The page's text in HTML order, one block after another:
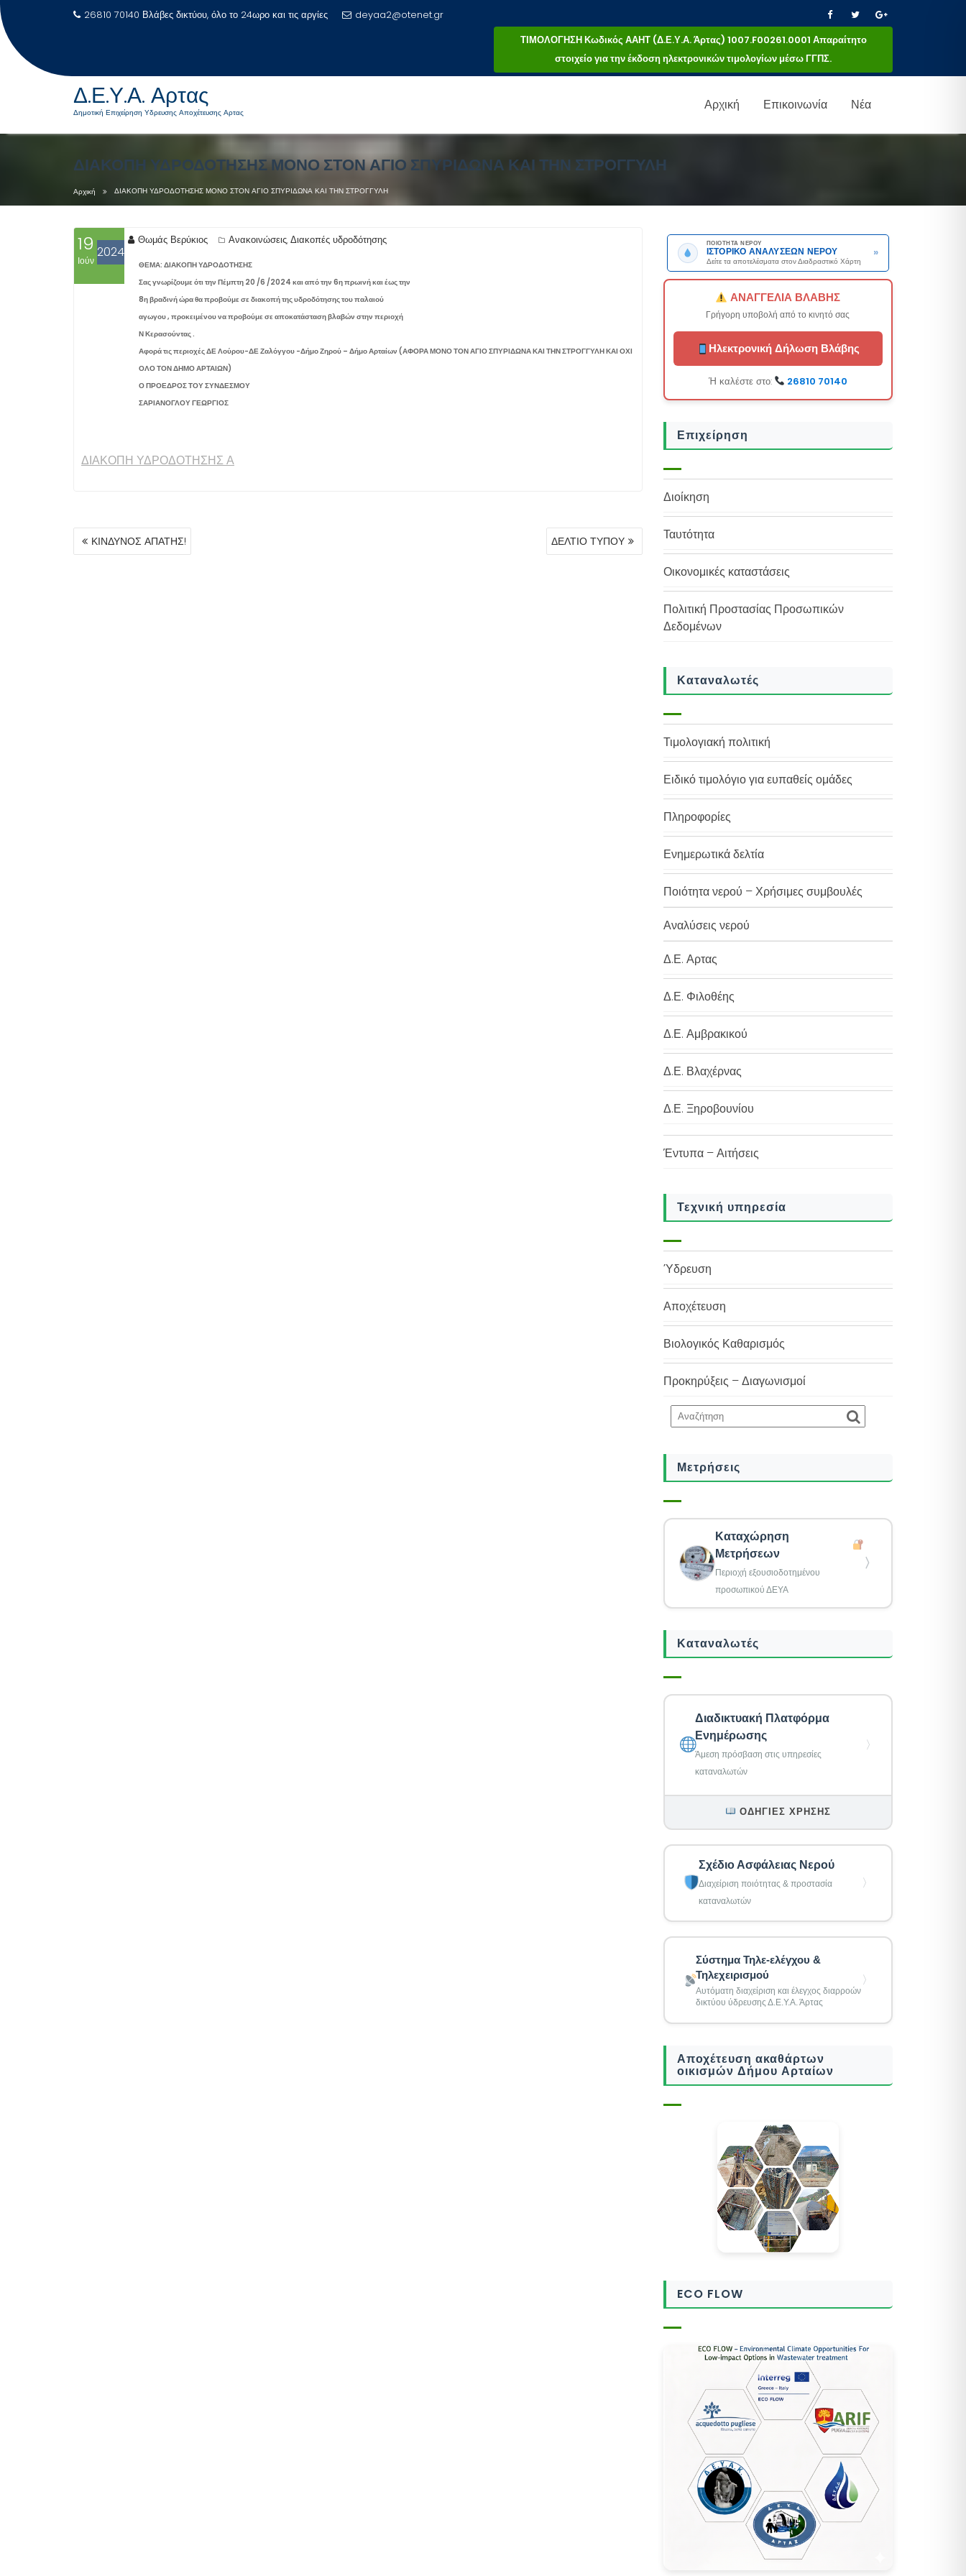
26810 70140 Βλάβες δικτύου, όλο το 24ωρο και τις αργίες
deyaa2@otenet.gr
ΤΙΜΟΛΟΓΗΣΗ Κωδικός ΑΑΗΤ (Δ.Ε.Υ.Α. Άρτας) 1007.F00261.0001 Απαραίτητο
στοιχείο για την έκδοση ηλεκτρονικών τιμολογίων μέσω ΓΓΠΣ.
Δ.Ε.Υ.Α. Αρτας
Δημοτική Επιχείρηση Υδρευσης Αποχέτευσης Αρτας Αρχική Επικοινωνία Νέα
ΔΙΑΚΟΠΗ ΥΔΡΟΔΟΤΗΣΗΣ ΜΟΝΟ ΣΤΟΝ ΑΓΙΟ ΣΠΥΡΙΔΩΝΑ ΚΑΙ ΤΗΝ ΣΤΡΟΓΓΥΛΗ
Αρχική ΔΙΑΚΟΠΗ ΥΔΡΟΔΟΤΗΣΗΣ ΜΟΝΟ ΣΤΟΝ ΑΓΙΟ ΣΠΥΡΙΔΩΝΑ ΚΑΙ ΤΗΝ ΣΤΡΟΓΓΥΛΗ
19
Ιούν
2024
Θωμάς Βερύκιος Ανακοινώσεις, Διακοπές υδροδότησης
ΘΕΜΑ: ΔΙΑΚΟΠΗ ΥΔΡΟΔΟΤΗΣΗΣ
Σας γνωρίζουμε ότι την Πέμπτη 20 /6 /2024 και από την 6η πρωινή και έως την
8η βραδινή ώρα θα προβούμε σε διακοπή της υδροδότησης του παλαιού
αγωγου , προκειμένου να προβούμε σε αποκατάσταση βλαβών στην περιοχή
Ν Κερασούντας .
Αφορά τις περιοχές ΔΕ Λούρου-ΔΕ Ζαλόγγου -Δήμο Ζηρού – Δήμο Αρταίων (ΑΦΟΡΑ ΜΟΝΟ ΤΟΝ ΑΓΙΟ ΣΠΥΡΙΔΩΝΑ ΚΑΙ ΤΗΝ ΣΤΡΟΓΓΥΛΗ ΚΑΙ ΟΧΙ
ΟΛΟ ΤΟΝ ΔΗΜΟ ΑΡΤΑΙΩΝ)
Ο ΠΡΟΕΔΡΟΣ ΤΟΥ ΣΥΝΔΕΣΜΟΥ
ΣΑΡΙΑΝΟΓΛΟΥ ΓΕΩΡΓΙΟΣ
ΔΙΑΚΟΠΗ ΥΔΡΟΔΟΤΗΣΗΣ Α
ΠΛΟΉΓΗΣΗ
ΆΡΘΡΩΝ
ΚΙΝΔΥΝΟΣ ΑΠΑΤΗΣ! ΔΕΛΤΙΟ ΤΥΠΟΥ
ΠΟΙΟΤΗΤΑ ΝΕΡΟΥ
ΙΣΤΟΡΙΚΟ ΑΝΑΛΥΣΕΩΝ ΝΕΡΟΥ
Δείτε τα αποτελέσματα στον Διαδραστικό Χάρτη
»
ΑΝΑΓΓΕΛΙΑ ΒΛΑΒΗΣ
Γρήγορη υποβολή από το κινητό σας
Ηλεκτρονική Δήλωση Βλάβης
Ή καλέστε στο: 26810 70140
Επιχείρηση
Διοίκηση
Ταυτότητα
Οικονομικές καταστάσεις
Πολιτική Προστασίας Προσωπικών
Δεδομένων
Καταναλωτές
Τιμολογιακή πολιτική
Ειδικό τιμολόγιο για ευπαθείς ομάδες
Πληροφορίες
Ενημερωτικά δελτία
Ποιότητα νερού – Χρήσιμες συμβουλές
Αναλύσεις νερού
Δ.Ε. Αρτας
Δ.Ε. Φιλοθέης
Δ.Ε. Αμβρακικού
Δ.Ε. Βλαχέρνας
Δ.Ε. Ξηροβουνίου
Έντυπα – Αιτήσεις
Τεχνική υπηρεσία
Ύδρευση
Αποχέτευση
Βιολογικός Καθαρισμός
Προκηρύξεις – Διαγωνισμοί
Μετρήσεις
Καταχώρηση
Μετρήσεων
Περιοχή εξουσιοδοτημένου
προσωπικού ΔΕΥΑ
〉
Καταναλωτές
Διαδικτυακή Πλατφόρμα
Ενημέρωσης
Άμεση πρόσβαση στις υπηρεσίες
καταναλωτών
〉
ΟΔΗΓΊΕΣ ΧΡΉΣΗΣ
Σχέδιο Ασφάλειας Νερού
Διαχείριση ποιότητας & προστασία
καταναλωτών
〉
Σύστημα Τηλε-ελέγχου &
Τηλεχειρισμού
Αυτόματη διαχείριση και έλεγχος διαρροών
δικτύου ύδρευσης Δ.Ε.Υ.Α. Άρτας
〉
Αποχέτευση ακαθάρτων
οικισμών Δήμου Αρταίων
ECO FLOW